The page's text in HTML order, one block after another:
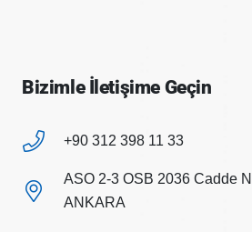
Bizimle İletişime Geçin
+90 312 398 11 33
ASO 2-3 OSB 2036 Cadde
ANKARA